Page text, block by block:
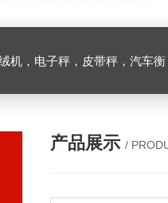
机，电子秤，皮带秤，汽车
产品展示 /